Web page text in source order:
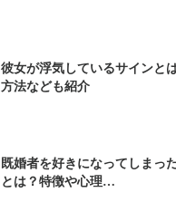
彼女が浮気しているサインと
方法なども紹介
既婚者を好きになってしまっ
とは？特徴や心理…